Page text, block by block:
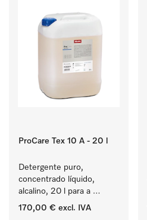
ProCare Tex 10 A - 20 l
Detergente puro,
concentrado líquido,
alcalino, 20 l para a
lavagem de têxteis
170,00 € excl. IVA